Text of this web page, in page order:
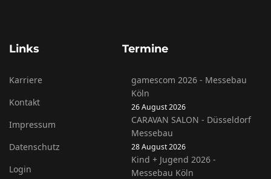
Links
Karriere
Kontakt
Impressum
Datenschutz
Login
Termine
gamescom 2026 - Messebau
Köln
26 August 2026
CARAVAN SALON - Düsseldorf
Messebau
28 August 2026
Kind + Jugend 2026 -
Messebau Köln